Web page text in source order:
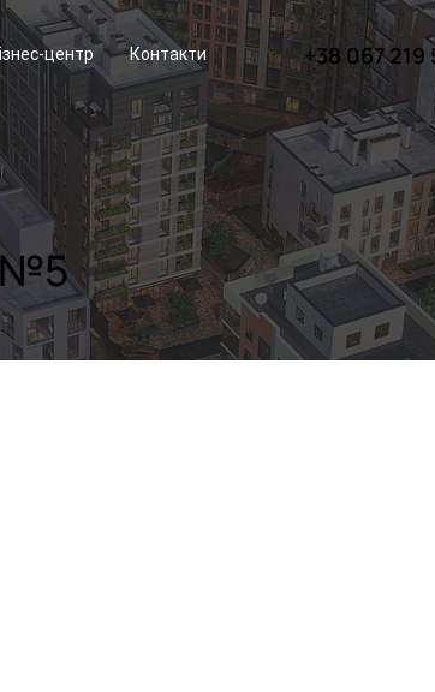
№5
центр Контакти +38 067 219